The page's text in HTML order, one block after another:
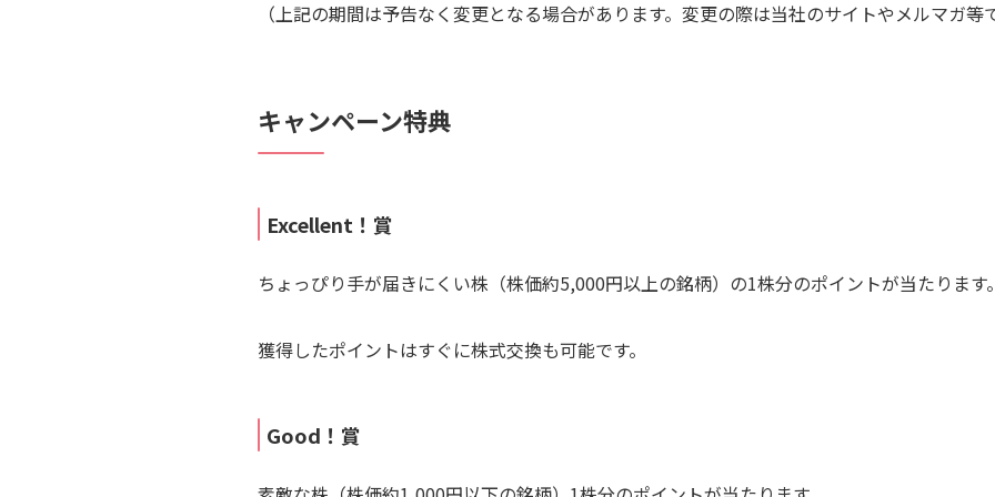
（上記の期間は予告なく変更となる場合があります。変更の際は当社のサイトやメルマガ等
キャンペーン特典
Excellent！賞
ちょっぴり手が届きにくい株（株価約5,000円以上の銘柄）の1株分のポイントが当たります。
獲得したポイントはすぐに株式交換も可能です。
Good！賞